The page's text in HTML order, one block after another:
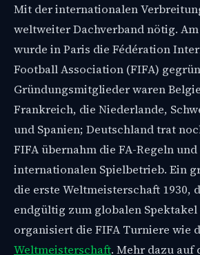
Mit der internationalen
weltweiter Dachverband nötig. Am
wurde in Paris die Fédération
Football Association (FIFA)
Gründungsmitglieder waren
Frankreich, die Niederlande,
und Spanien; Deutschland trat
FIFA übernahm die FA-Regeln
internationalen Spielbetrieb. Ein
die erste Weltmeisterschaft 1930,
endgültig zum globalen Spektakel
organisiert die FIFA Turniere wie
Weltmeisterschaft. Mehr dazu auf